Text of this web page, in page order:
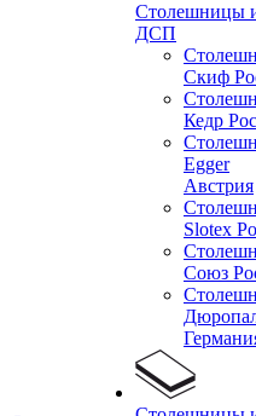
Столешницы
ДСП
Скиф
Кедр
Egger
Австрия
Slotex
Союз